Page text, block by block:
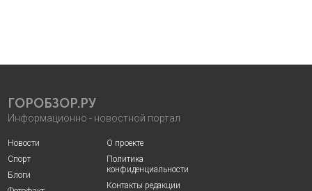
ГОРОБЗОР.РУ
Информационно - новостной портал
Новости
Спорт
Блоги
О проекте
Политика
конфиденциальности
Контакты редакции